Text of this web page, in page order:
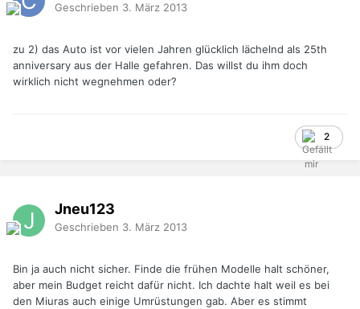
Geschrieben 3. März 2013
zu 2) das Auto ist vor vielen Jahren glücklich lächelnd als 25th
anniversary aus der Halle gefahren. Das willst du ihm doch
wirklich nicht wegnehmen oder?
2
Jneu123
Geschrieben 3. März 2013
Bin ja auch nicht sicher. Finde die frühen Modelle halt schöner,
aber mein Budget reicht dafür nicht. Ich dachte halt weil es bei
den Miuras auch einige Umrüstungen gab. Aber es stimmt